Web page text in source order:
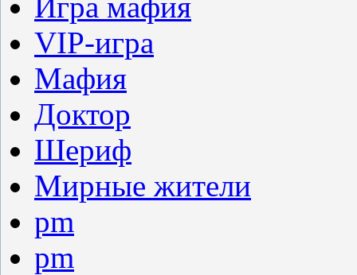
VIP-игра
Мафия
Доктор
Шериф
Мирные жители
pm
pm